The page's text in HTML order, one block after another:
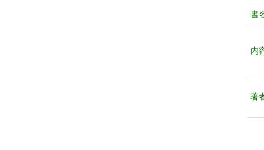
書
内
著